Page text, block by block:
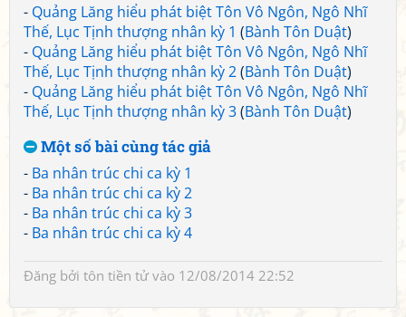
- Quảng Lăng hiểu phát biệt Tôn Vô Ngôn, Ngô Nhĩ
Thế, Lục Tịnh thượng nhân kỳ 1 (Bành Tôn Duật)
- Quảng Lăng hiểu phát biệt Tôn Vô Ngôn, Ngô Nhĩ
Thế, Lục Tịnh thượng nhân kỳ 2(Bành Tôn Duật)
- Quảng Lăng hiểu phát biệt Tôn Vô Ngôn, Ngô Nhĩ
Thế, Lục Tịnh thượng nhân kỳ 3(Bành Tôn Duật)
Một số bài cùng tác giả
- Ba nhân trúc chi ca kỳ 1
- Ba nhân trúc chi ca kỳ 2
- Ba nhân trúc chi ca kỳ 3
- Ba nhân trúc chi ca kỳ 4
Đăng bởi tôn tiền tửvào 12/08/2014 22:52